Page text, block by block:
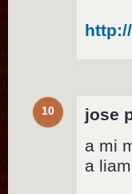
10 jose
a mi
a